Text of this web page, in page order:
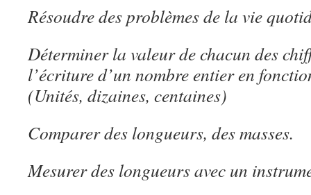
Résoudre des problèmes de la vie
Déterminer la valeur de chacun des
l’écriture d’un nombre entier en
(Unités, dizaines, centaines)
Comparer des longueurs, des masses.
Mesurer des longueurs avec un